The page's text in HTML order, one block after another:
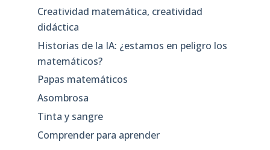
Creatividad matemática, creatividad
didáctica
Historias de la IA: ¿estamos en peligro los
matemáticos?
Papas matemáticos
Asombrosa
Tinta y sangre
Comprender para aprender